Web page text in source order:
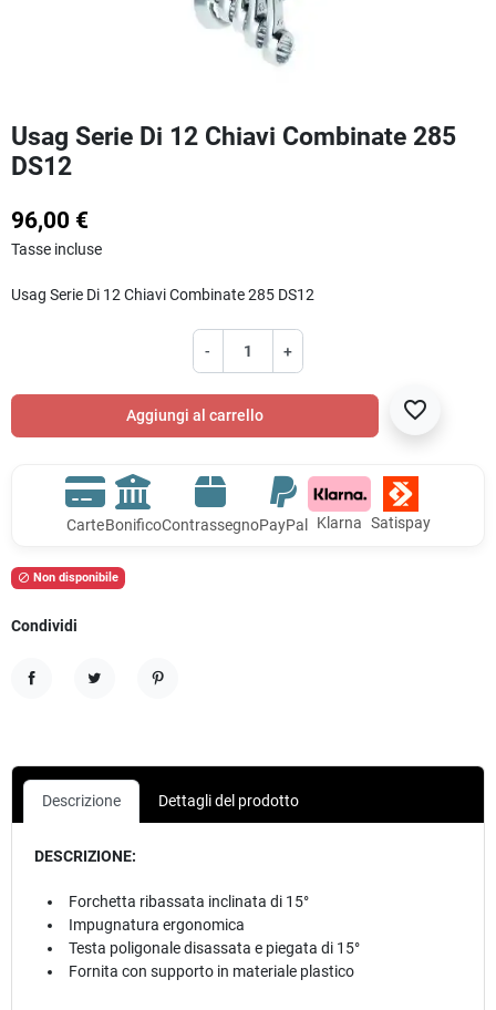
Usag Serie Di 12 Chiavi Combinate 285
DS12
96,00 €
Tasse incluse
Usag Serie Di 12 Chiavi Combinate 285 DS12
- +
Aggiungi al carrello favorite_border
CarteBonificoContrassegnoPayPal Klarna Satispay
 Non disponibile
Condividi
Descrizione Dettagli del prodotto
DESCRIZIONE:
Forchetta ribassata inclinata di 15°
Impugnatura ergonomica
Testa poligonale disassata e piegata di 15°
Fornita con supporto in materiale plastico